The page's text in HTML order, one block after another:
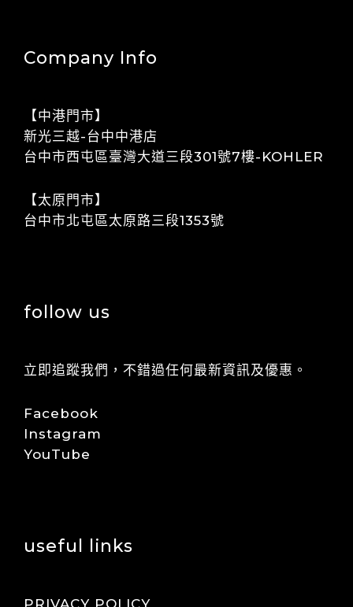
Company Info
【中港門市】
​​新光三越-台中中港店
​​​​台中市西屯區臺灣大道三段301號7樓-KOHLER
【太原門市】
​​台中市北屯區太原路三段1353號
follow us
立即追蹤我們，不錯過任何最新資訊及優惠。
Facebook
Instagram
YouTube
useful links
PRIVACY POLICY